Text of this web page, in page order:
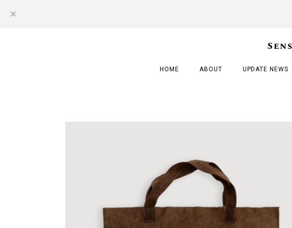
HOME ABOUT UPDATE NEWS